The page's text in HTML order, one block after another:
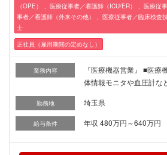
（OPE） 、医療従事者／看護師（ICU/ER） 、医療従
事者／看護師（外来その他） 、医療従事者／臨床検査
士
正社員（雇用期間の定めなし）
業務内容
『医療機器営業』 ■医療
体情報モニタや血圧計な
勤務地 埼玉県
給与条件 年収 480万円～640万円